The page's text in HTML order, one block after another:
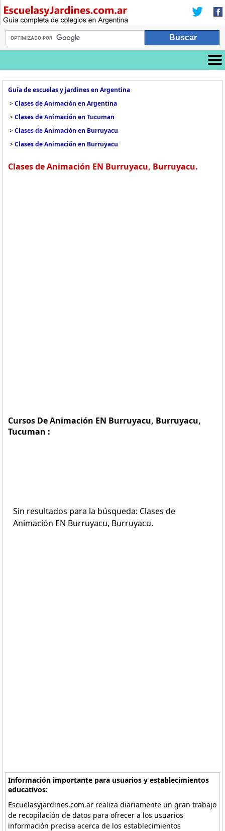
Guía de escuelas y jardines en Argentina
>Clases de Animación en Argentina
>Clases de Animación en Tucuman
>Clases de Animación en Burruyacu
>Clases de Animación en Burruyacu
Clases de Animación EN Burruyacu, Burruyacu.
Cursos De Animación EN Burruyacu, Burruyacu,
Tucuman :
Sin resultados para la búsqueda: Clases de
Animación EN Burruyacu, Burruyacu.
Información importante para usuarios y establecimientos
educativos:
Escuelasyjardines.com.ar realiza diariamente un gran trabajo
de recopilación de datos para ofrecer a los usuarios
información precisa acerca de los establecimientos